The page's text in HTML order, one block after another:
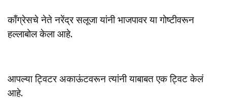
काँग्रेसचे नेते नरेंद्र सलूजा यांनी भाजपावर या गोष्टीवरून
हल्लाबोल केला आहे.
आपल्या ट्विटर अकाऊंटवरून त्यांनी याबाबत एक ट्विट केलं
आहे.